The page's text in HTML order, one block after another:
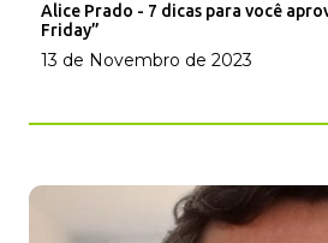
Alice Prado - 7 dicas para você
Friday”
13 de Novembro de 2023